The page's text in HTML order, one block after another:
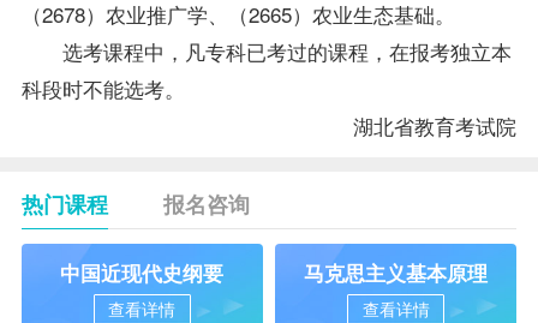
（2678）农业推广学、（2665）农业生态基础。
选考课程中，凡专科已考过的课程，在报考独立本
科段时不能选考。
湖北省教育考试院
热门课程 报名咨询
中国近现代史纲要
查看详情
马克思主义基本原理
查看详情